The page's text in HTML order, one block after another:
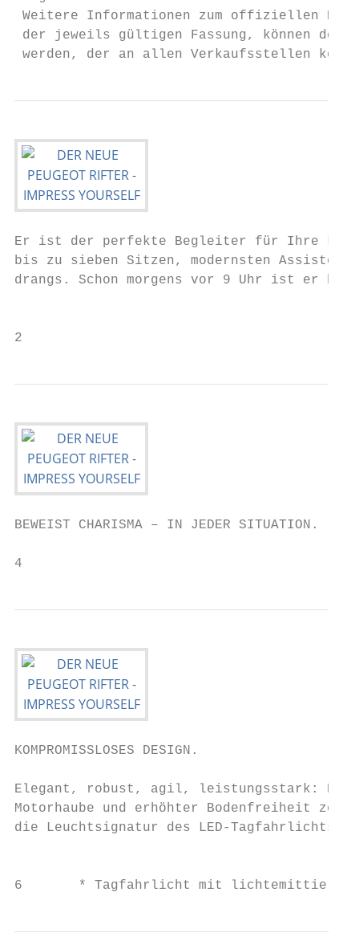
Weitere Informationen zum offiziellen
der jeweils gültigen Fassung, können dem
werden, der an allen Verkaufsstellen
Er ist der perfekte Begleiter für Ihre
bis zu sieben Sitzen, modernsten
drangs. Schon morgens vor 9 Uhr ist er
2
BEWEIST CHARISMA – IN JEDER SITUATION.
4
KOMPROMISSLOSES DESIGN.
Elegant, robust, agil, leistungsstark: Der
Motorhaube und erhöhter Bodenfreiheit
die Leuchtsignatur des LED-
6       * Tagfahrlicht mit